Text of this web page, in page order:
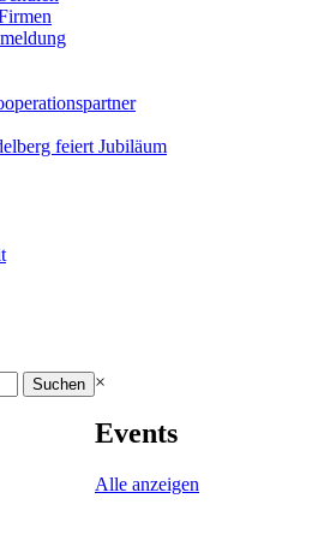
feiert Jubiläum
×
Events
Alle anzeigen